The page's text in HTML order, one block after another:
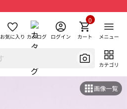
お気に入り カタログ ログイン カート
0
メニュー
カテゴリ
画像一覧